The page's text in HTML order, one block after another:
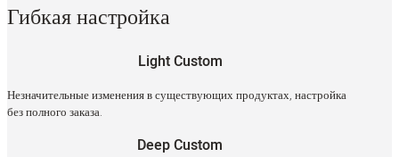
Гибкая настройка
Light Custom
Незначительные изменения в существующих продуктах, настройка
без полного заказа.
Deep Custom